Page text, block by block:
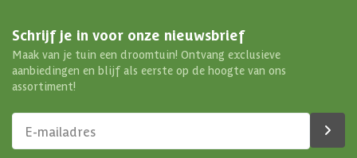
Schrijf je in voor onze nieuwsbrief
Maak van je tuin een droomtuin! Ontvang exclusieve
aanbiedingen en blijf als eerste op de hoogte van ons
assortiment!